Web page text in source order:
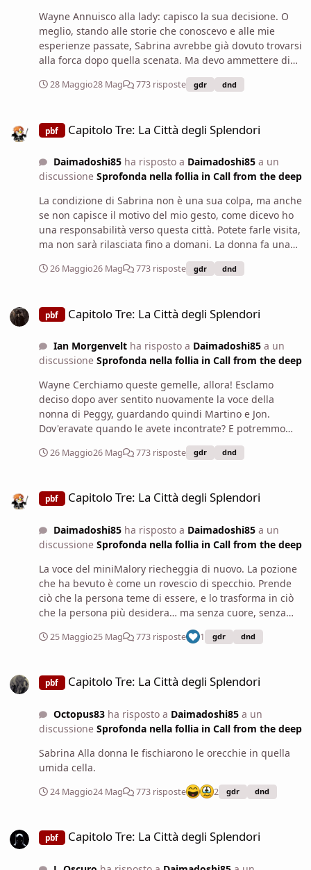
Wayne Annuisco alla lady: capisco la sua decisione. O
meglio, stando alle storie che conoscevo e alle mie
esperienze passate, Sabrina avrebbe già dovuto trovarsi
alla forca dopo quella scenata. Ma devo ammettere di
non essere propriamente un esperto di nobili. Mi
congedo da palazzo e vado verso le prigioni assieme ai
sorriso di circostanza, non sapendo cosa dire alla
faccenda: per caso ti ricordi come si chiamassero le due
gemelle con cui avete festeggiato qualche sera fa?
aiuto per i dettagli.
28 Maggio28 Mag 773 risposte gdr dnd
pbf Capitolo Tre: La Città degli Splendori
Daimadoshi85ha risposto a Daimadoshi85a un
discussione Sprofonda nella follia in Call from the deep
La condizione di Sabrina non è una sua colpa, ma anche
se non capisce il motivo del mio gesto, come dicevo ho
una responsabilità verso questa città. Potete farle visita,
ma non sarà rilasciata fino a domani. La donna fa una
pausa, per poi aggiungere. Potete andare.
26 Maggio26 Mag 773 risposte gdr dnd
pbf Capitolo Tre: La Città degli Splendori
Ian Morgenveltha risposto a Daimadoshi85a un
discussione Sprofonda nella follia in Call from the deep
Wayne Cerchiamo queste gemelle, allora! Esclamo
deciso dopo aver sentito nuovamente la voce della
nonna di Peggy, guardando quindi Martino e Jon.
Dov'eravate quando le avete incontrate? E potremmo
doverne parlare anche con Sabrina, sua signoria:
possiamo farle visita? Un compito del genere non
26 Maggio26 Mag 773 risposte gdr dnd
pbf Capitolo Tre: La Città degli Splendori
Daimadoshi85ha risposto a Daimadoshi85a un
discussione Sprofonda nella follia in Call from the deep
La voce del miniMalory riecheggia di nuovo. La pozione
che ha bevuto è come un rovescio di specchio. Prende
ciò che la persona teme di essere, e lo trasforma in ciò
che la persona più desidera… ma senza cuore, senza
preso quella paura, quel difetto, e l’ha vestito da amore.
pozione non era di certo Sabrina. Ora, la magia che ho
credere che l’avidità fosse amore, e l’amore fosse
possesso, e il possesso fosse il suo diritto. Se volete
pozione ha creato di falso. Dovrete trovare i due che
hanno bevuto con lei, e vedere cos’è rimasto di quel
legame “d’amore” che la pozione ha forzato. Forse sono
ancora legati, come se fossero marionette di un
provato a fuggire, e il loro cuore si è spezzato quando la
pozione ha mostrato loro quanto fossero vuoti i loro
25 Maggio25 Mag 773 risposte 1 gdr dnd
pbf Capitolo Tre: La Città degli Splendori
Octopus83ha risposto a Daimadoshi85a un
discussione Sprofonda nella follia in Call from the deep
Sabrina Alla donna le fischiarono le orecchie in quella
umida cella.
24 Maggio24 Mag 773 risposte 2 gdr dnd
pbf Capitolo Tre: La Città degli Splendori